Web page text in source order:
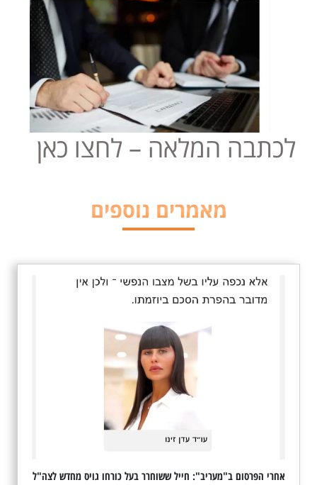
לכתבה המלאה – לחצו כאן
מאמרים נוספים
אחרי הפרסום ב"מעריב": חייל ששוחרר בעל כורחו גויס מחדש לצה"ל